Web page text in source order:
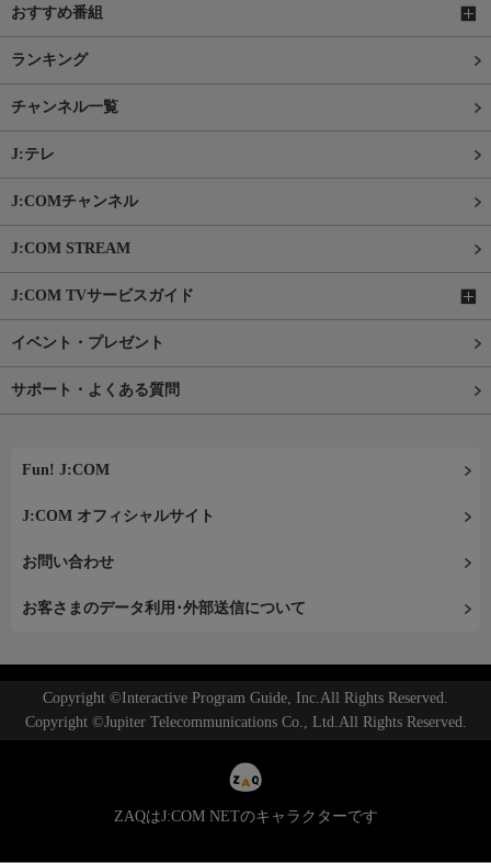
おすすめ番組
ランキング
チャンネル一覧
J:テレ
J:COMチャンネル
J:COM STREAM
J:COM TVサービスガイド
イベント・プレゼント
サポート・よくある質問
Fun! J:COM
J:COM オフィシャルサイト
お問い合わせ
お客さまのデータ利用･外部送信について
Copyright ©Interactive Program Guide, Inc.All Rights Reserved.
Copyright ©Jupiter Telecommunications Co., Ltd.All Rights Reserved.
ZAQはJ:COM NETのキャラクターです